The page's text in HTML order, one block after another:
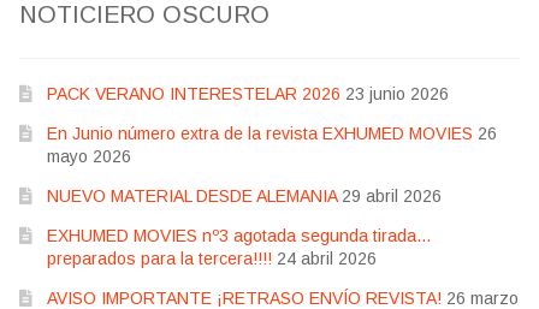
NOTICIERO OSCURO
PACK VERANO INTERESTELAR 2026 23 junio 2026
En Junio número extra de la revista EXHUMED MOVIES 26
mayo 2026
NUEVO MATERIAL DESDE ALEMANIA 29 abril 2026
EXHUMED MOVIES nº3 agotada segunda tirada…
preparados para la tercera!!!! 24 abril 2026
AVISO IMPORTANTE ¡RETRASO ENVÍO REVISTA! 26 marzo